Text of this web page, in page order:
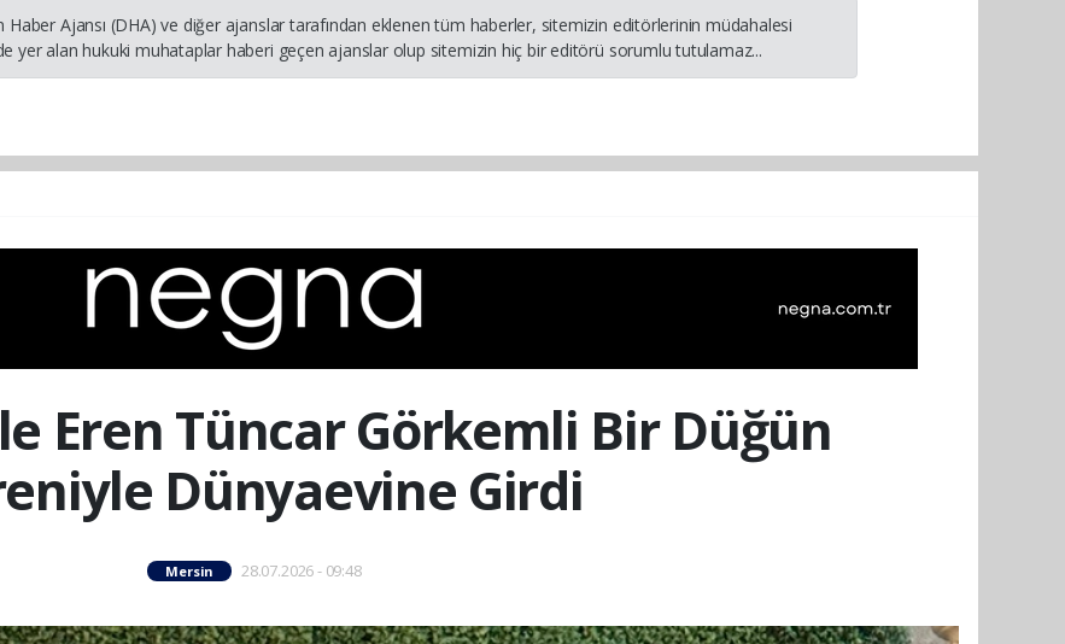
Haber Ajansı (DHA) ve diğer ajanslar tarafından eklenen tüm haberler, sitemizin editörlerinin müdahalesi
yer alan hukuki muhataplar haberi geçen ajanslar olup sitemizin hiç bir editörü sorumlu tutulamaz...
Eren Tüncar Görkemli Bir Düğün
Dünyaevine Girdi
Mersin 28.07.2026 - 09:48